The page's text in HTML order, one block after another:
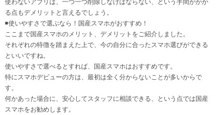
使わないアプリは、一つ一つ削除しなけばならない、という手間がかか
る点もデメリットと言えるでしょう。
◾️使いやすさで選ぶなら！国産スマホがおすすめ！
ここまで国産スマホのメリット、デメリットをご紹介しました。
それぞれの特徴を踏まえた上で、今の自分に合ったスマホ選びができる
といいですね。
使いやすさで選べるとすれば、国産スマホはおすすめです。
特にスマホデビューの方は、最初は全く分からないことが多いからで
す。
何かあった場合に、安心してスタッフに相談できる、という点では国産
スマホをお勧めします。